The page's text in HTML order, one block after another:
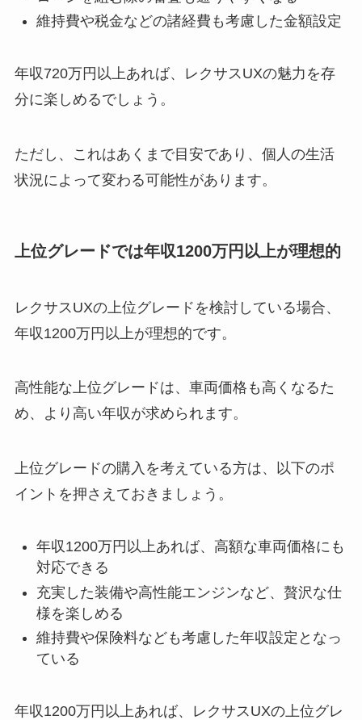
維持費や税金などの諸経費も考慮した金額設定
年収720万円以上あれば、レクサスUXの魅力を存
分に楽しめるでしょう。
ただし、これはあくまで目安であり、個人の生活
状況によって変わる可能性があります。
上位グレードでは年収1200万円以上が理想的
レクサスUXの上位グレードを検討している場合、
年収1200万円以上が理想的です。
高性能な上位グレードは、車両価格も高くなるた
め、より高い年収が求められます。
上位グレードの購入を考えている方は、以下のポ
イントを押さえておきましょう。
年収1200万円以上あれば、高額な車両価格にも
対応できる
充実した装備や高性能エンジンなど、贅沢な仕
様を楽しめる
維持費や保険料なども考慮した年収設定となっ
ている
年収1200万円以上あれば、レクサスUXの上位グレ